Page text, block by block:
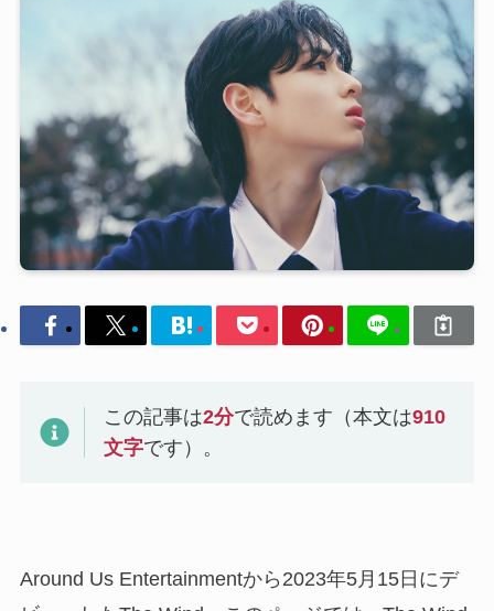
この記事は2分で読めます（本文は910
文字です）。
Around Us Entertainmentから2023年5月15日にデ